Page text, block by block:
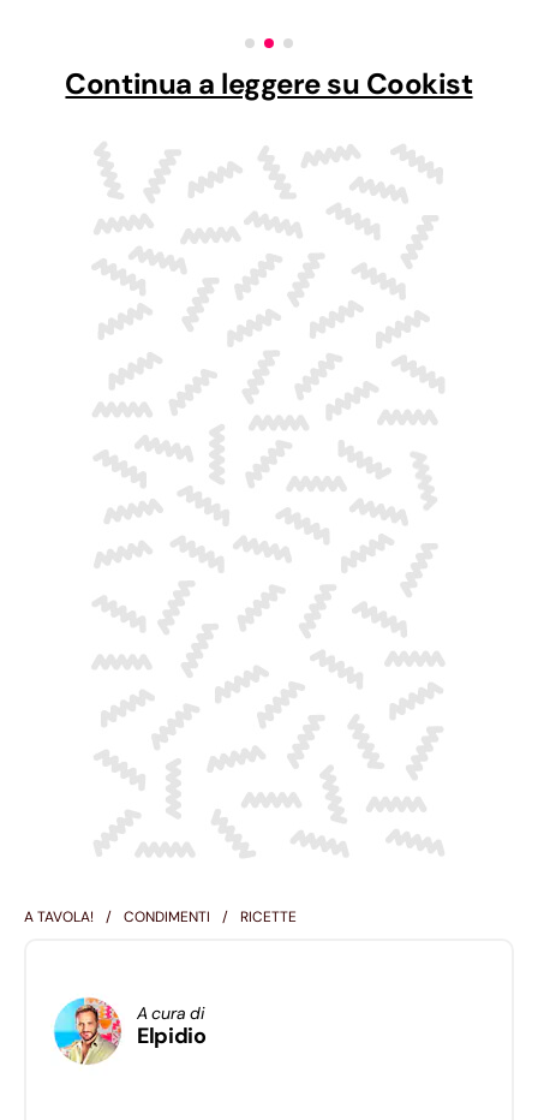
Continua a leggere su Cookist
A TAVOLA! CONDIMENTI RICETTE
A cura di
Elpidio